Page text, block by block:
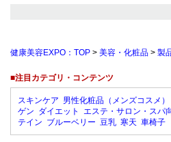
健康美容EXPO：TOP > 美容・化粧品 > 製
■注目カテゴリ・コンテンツ
スキンケア 男性化粧品（メンズコスメ）
ゲン ダイエット エステ・サロン・スパ
テイン ブルーベリー 豆乳 寒天 車椅子